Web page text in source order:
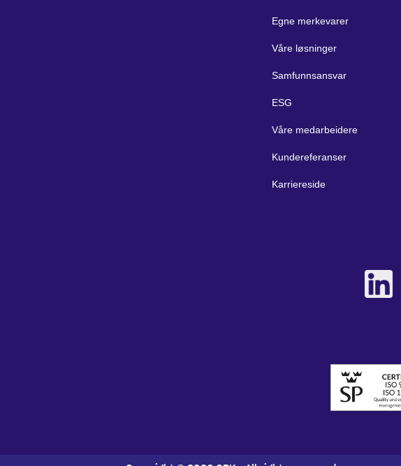
Egne merkevarer
Våre løsninger
Samfunnsansvar
ESG
Våre medarbeidere
Kundereferanser
Karriereside